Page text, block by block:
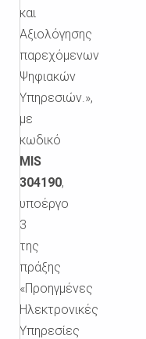
και
Αξιολόγησης
παρεχόμενων
Ψηφιακών
Υπηρεσιών.»,
με
κωδικό
MIS
304190,
υποέργο
3
της
πράξης
«Προηγμένες
Ηλεκτρονικές
Υπηρεσίες